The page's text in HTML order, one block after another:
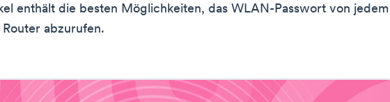
enthält die besten Möglichkeiten, das WLAN-Passwort von jedem
abzurufen.